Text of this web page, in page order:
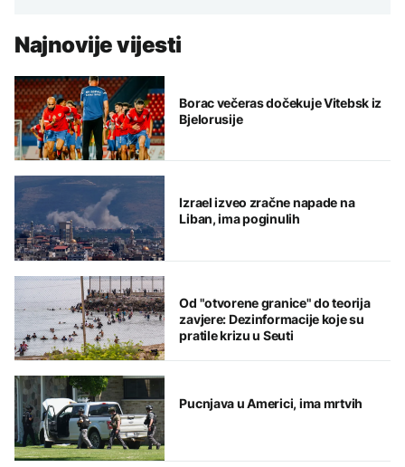
Najnovije vijesti
Borac večeras dočekuje Vitebsk iz
Bjelorusije
Izrael izveo zračne napade na
Liban, ima poginulih
Od "otvorene granice" do teorija
zavjere: Dezinformacije koje su
pratile krizu u Seuti
Pucnjava u Americi, ima mrtvih